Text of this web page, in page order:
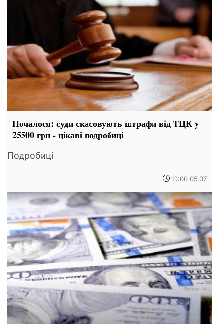
Почалося: суди скасовують штрафи від ТЦК у
25500 грн - цікаві подробиці
Подробиці
10:00 05.07